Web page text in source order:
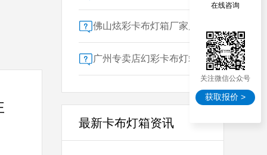
广州专卖店幻彩卡布灯箱选购指南：一位广告总监的售后保障启示录
最新卡布灯箱资讯
在线咨询
关注微信公众号
获取报价 >